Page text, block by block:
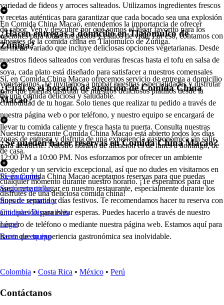
variedad de fideos y arroces salteados. Utilizamos ingredientes frescos
y recetas auténticas para garantizar que cada bocado sea una explosión
de sabor. Ven y descubre por qué somos el lugar favorito para los
amantes de la comida china en Tlajomulco de Zúñiga.
En Comida China Macao, entendemos la importancia de ofrecer
opciones para todos los gustos y estilos de vida. Por eso, contamos con
un menú variado que incluye deliciosas opciones vegetarianas. Desde
nuestros fideos salteados con verduras frescas hasta el tofu en salsa de
soya, cada plato está diseñado para satisfacer a nuestros comensales
vegetarianos. Te invitamos a probar nuestras especialidades y disfrutar
de una comida deliciosa y saludable.
¿Hacen entregas a domicilio en Tlajomulco de
Zúñiga?
Sí, en Comida China Macao ofrecemos servicio de entrega a domicilio
para que puedas disfrutar de nuestros deliciosos platillos desde la
comodidad de tu hogar. Solo tienes que realizar tu pedido a través de
nuestra página web o por teléfono, y nuestro equipo se encargará de
llevar tu comida caliente y fresca hasta tu puerta. Consulta nuestras
zonas de entrega y disfruta de una experiencia gastronómica sin salir
de casa.
¿Cuál es el horario de atención de Comida China
Macao?
Nuestro restaurante Comida China Macao está abierto todos los días
para atenderte. Nuestro horario de atención es de lunes a domingo, de
12:00 PM a 10:00 PM. Nos esforzamos por ofrecer un ambiente
acogedor y un servicio excepcional, así que no dudes en visitarnos en
cualquier momento durante nuestro horario. ¡Te esperamos para que
disfrutes de una deliciosa comida china!
¿Se pueden hacer reservas en Comida China Macao?
Sí, en Comida China Macao aceptamos reservas para que puedas
asegurarte un lugar en nuestro restaurante, especialmente durante los
fines de semana y días festivos. Te recomendamos hacer tu reserva con
anticipación para evitar esperas. Puedes hacerlo a través de nuestro
número de teléfono o mediante nuestra página web. Estamos aquí para
hacer que tu experiencia gastronómica sea inolvidable.
Restaurantes
Socio repartidor
Soporte repartidor
Ciudades Disponibles
Legal
Renta de equipo
Colombia • Costa Rica • México • Perú
Contáctanos